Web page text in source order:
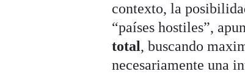
contexto, la
“países hostiles”,
total , buscando
necesariamente una